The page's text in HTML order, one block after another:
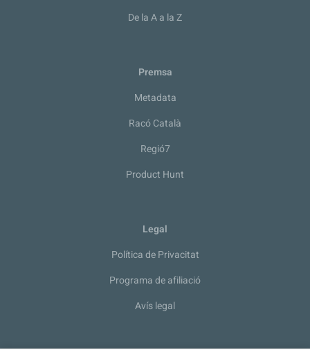
De la A a la Z
Premsa
Metadata
Racó Català
Regió7
Product Hunt
Legal
Política de Privacitat
Programa de afiliació
Avís legal